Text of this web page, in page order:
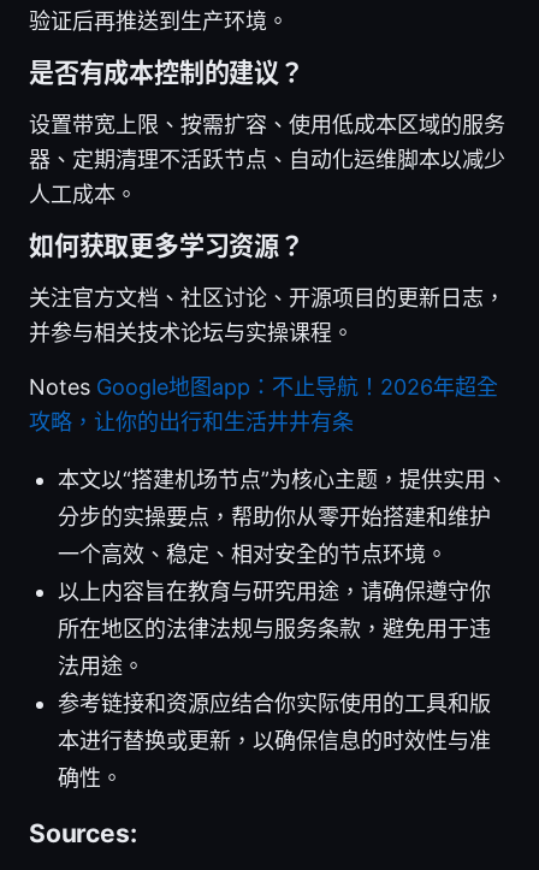
验证后再推送到生产环境。
是否有成本控制的建议？
设置带宽上限、按需扩容、使用低成本区域的服务
器、定期清理不活跃节点、自动化运维脚本以减少
人工成本。
如何获取更多学习资源？
关注官方文档、社区讨论、开源项目的更新日志，
并参与相关技术论坛与实操课程。
Notes Google地图app：不止导航！2026年超全
攻略，让你的出行和生活井井有条
本文以“搭建机场节点”为核心主题，提供实用、
分步的实操要点，帮助你从零开始搭建和维护
一个高效、稳定、相对安全的节点环境。
以上内容旨在教育与研究用途，请确保遵守你
所在地区的法律法规与服务条款，避免用于违
法用途。
参考链接和资源应结合你实际使用的工具和版
本进行替换或更新，以确保信息的时效性与准
确性。
Sources: